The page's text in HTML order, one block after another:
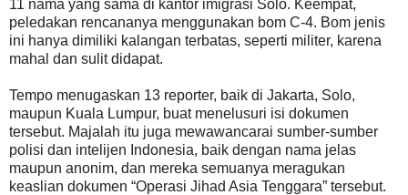
11 nama yang sama di kantor imigrasi Solo. Keempat,
peledakan rencananya menggunakan bom C-4. Bom jenis
ini hanya dimiliki kalangan terbatas, seperti militer, karena
mahal dan sulit didapat.
Tempo menugaskan 13 reporter, baik di Jakarta, Solo,
maupun Kuala Lumpur, buat menelusuri isi dokumen
tersebut. Majalah itu juga mewawancarai sumber-sumber
polisi dan intelijen Indonesia, baik dengan nama jelas
maupun anonim, dan mereka semuanya meragukan
keaslian dokumen “Operasi Jihad Asia Tenggara” tersebut.